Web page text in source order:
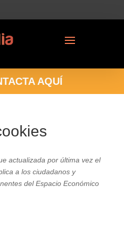
AQUÍ
actualizada por última vez el
a los ciudadanos y
del Espacio Económico